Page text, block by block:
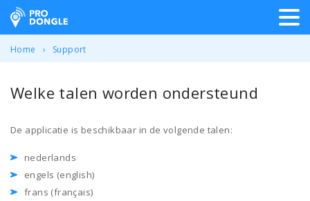
ProDongle Track & Trace
Home Support
Welke talen worden ondersteund
De applicatie is beschikbaar in de volgende talen:
nederlands
engels (english)
frans (français)